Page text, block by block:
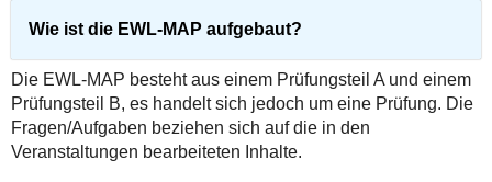
Wie ist die EWL-MAP aufgebaut?
Die EWL-MAP besteht aus einem Prüfungsteil A und einem
Prüfungsteil B, es handelt sich jedoch um eine Prüfung. Die
Fragen/Aufgaben beziehen sich auf die in den
Veranstaltungen bearbeiteten Inhalte.